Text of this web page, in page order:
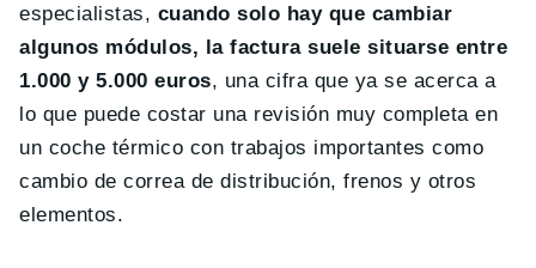
especialistas, cuando solo hay que cambiar
algunos módulos, la factura suele situarse entre
1.000 y 5.000 euros, una cifra que ya se acerca a
lo que puede costar una revisión muy completa en
un coche térmico con trabajos importantes como
cambio de correa de distribución, frenos y otros
elementos.